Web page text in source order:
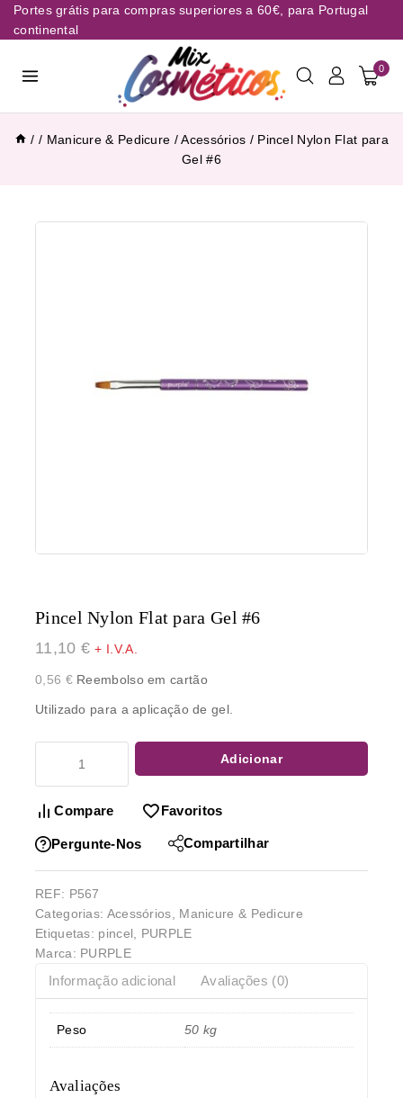
Portes grátis para compras superiores a 60€, para Portugal
continental
0
/ / Manicure & Pedicure / Acessórios / Pincel Nylon Flat para
Gel #6
Pincel Nylon Flat para Gel #6
11,10 € + I.V.A.
0,56 €Reembolso em cartão
Utilizado para a aplicação de gel.
Adicionar
Compare Favoritos
Pergunte-Nos Compartilhar
REF: P567
Categorias: Acessórios
Manicure & Pedicure
Etiquetas: pincel
PURPLE
Marca: PURPLE
Informação adicional Avaliações (0)
Peso 50 kg
Avaliações